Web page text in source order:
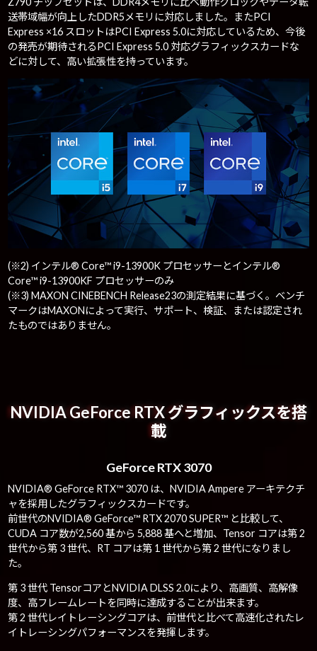
送帯域幅が向上したDDR5メモリに対応しました。またPCI
Express ×16 スロットはPCI Express 5.0に対応しているため、今後
の発売が期待されるPCI Express 5.0 対応グラフィックスカードな
どに対して、高い拡張性を持っています。
(※2) インテル® Core™ i9-13900K プロセッサーとインテル®
Core™ i9-13900KF プロセッサーのみ
(※3) MAXON CINEBENCH Release23の測定結果に基づく。ベンチ
マークはMAXONによって実行、サポート、検証、または認定され
たものではありません。
NVIDIA GeForce RTX グラフィックスを搭
載
GeForce RTX 3070
NVIDIA® GeForce RTX™ 3070 は、NVIDIA Ampere アーキテクチ
ャを採用したグラフィックスカードです。
前世代のNVIDIA® GeForce™ RTX 2070 SUPER™ と比較して、
CUDA コア数が2,560 基から 5,888 基へと増加、Tensor コアは第 2
世代から第 3 世代、RT コアは第 1 世代から第 2 世代になりまし
た。
第 3 世代 TensorコアとNVIDIA DLSS 2.0により、高画質、高解像
度、高フレームレートを同時に達成することが出来ます。
第 2 世代レイトレーシングコアは、前世代と比べて高速化されたレ
イトレーシングパフォーマンスを発揮します。